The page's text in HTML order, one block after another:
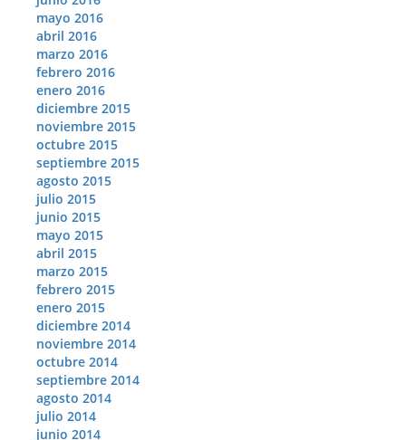
mayo 2016
abril 2016
marzo 2016
febrero 2016
enero 2016
diciembre 2015
noviembre 2015
octubre 2015
septiembre 2015
agosto 2015
julio 2015
junio 2015
mayo 2015
abril 2015
marzo 2015
febrero 2015
enero 2015
diciembre 2014
noviembre 2014
octubre 2014
septiembre 2014
agosto 2014
julio 2014
junio 2014